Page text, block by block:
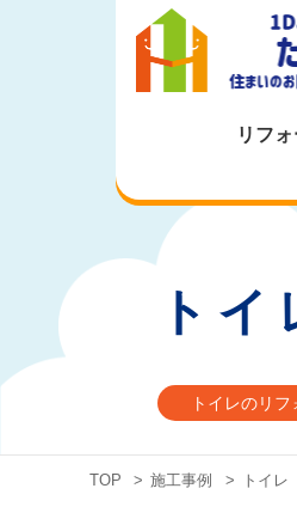
リフ
ト
トイレのリフ
TOP > 施工事例 > トイレ